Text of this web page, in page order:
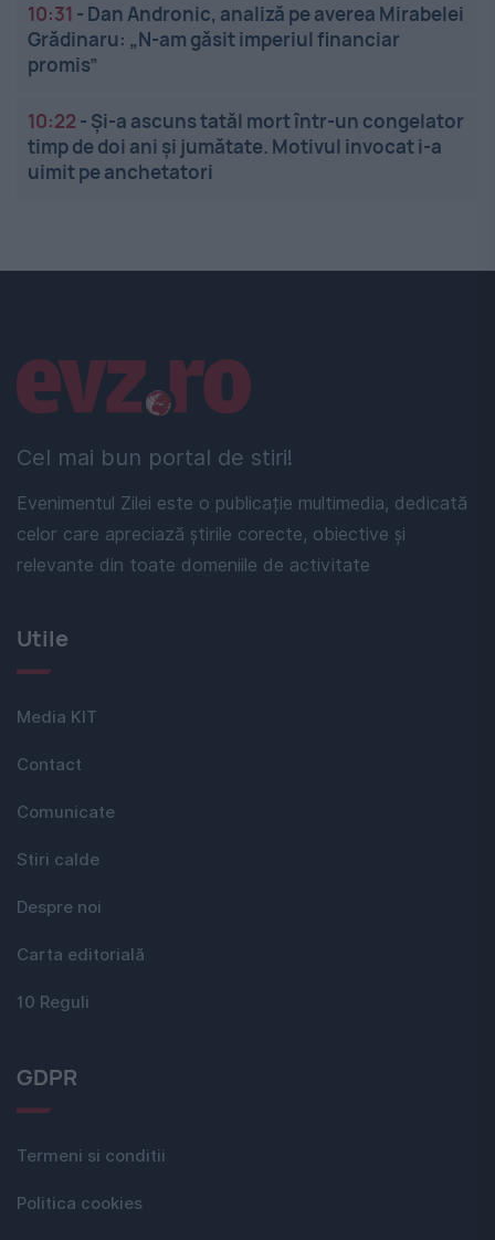
10:31 - Dan Andronic, analiză pe averea Mirabelei
Grădinaru: „N-am găsit imperiul financiar
promis”
10:22 - Și-a ascuns tatăl mort într-un congelator
timp de doi ani și jumătate. Motivul invocat i-a
uimit pe anchetatori
Cel mai bun portal de stiri!
Evenimentul Zilei este o publicație multimedia, dedicată
celor care apreciază știrile corecte, obiective și
relevante din toate domeniile de activitate
Linkuri utile
Utile
Media KIT
Contact
Comunicate
Stiri calde
Despre noi
Carta editorială
10 Reguli
GDPR
Termeni si conditii
Politica cookies